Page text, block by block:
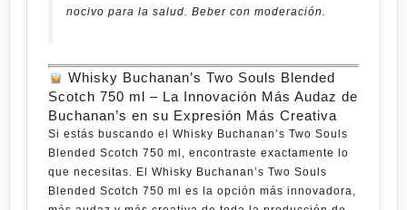
nocivo para la salud. Beber con moderación.
Whisky Buchanan’s Two Souls Blended
Scotch 750 ml – La Innovación Más Audaz de
Buchanan’s en su Expresión Más Creativa
Si estás buscando el Whisky Buchanan’s Two Souls
Blended Scotch 750 ml , encontraste exactamente lo
que necesitas. El Whisky Buchanan’s Two Souls
Blended Scotch 750 ml
es la opción más innovadora,